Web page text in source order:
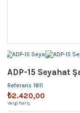
ADP-15 Seyahat
Referans 1811
₺2.420,00
Vergi hariç